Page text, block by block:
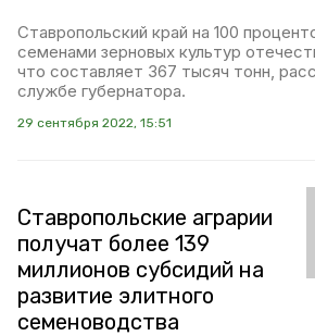
Ставропольский край на 100
семенами зерновых культур
что составляет 367 тысяч тонн,
службе губернатора.
29 сентября 2022, 15:51
Ставропольские аграрии
получат более 139
миллионов субсидий на
развитие элитного
семеноводства